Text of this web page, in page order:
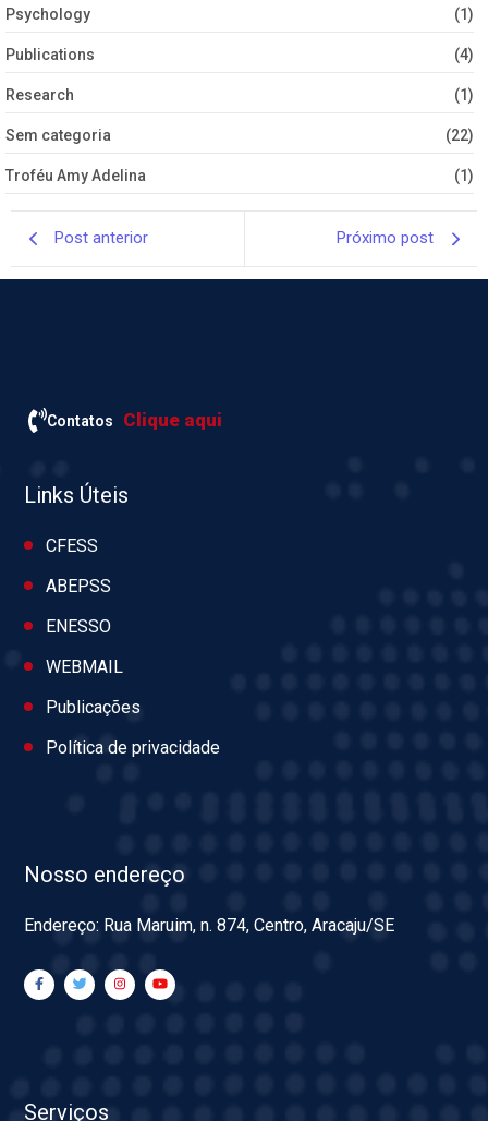
Psychology (1)
Publications (4)
Research (1)
Sem categoria (22)
Troféu Amy Adelina (1)
Post anterior Próximo post
Contatos Clique aqui
Links Úteis
CFESS
ABEPSS
ENESSO
WEBMAIL
Publicações
Política de privacidade
Nosso endereço
Endereço: Rua Maruim, n. 874, Centro, Aracaju/SE
Serviços